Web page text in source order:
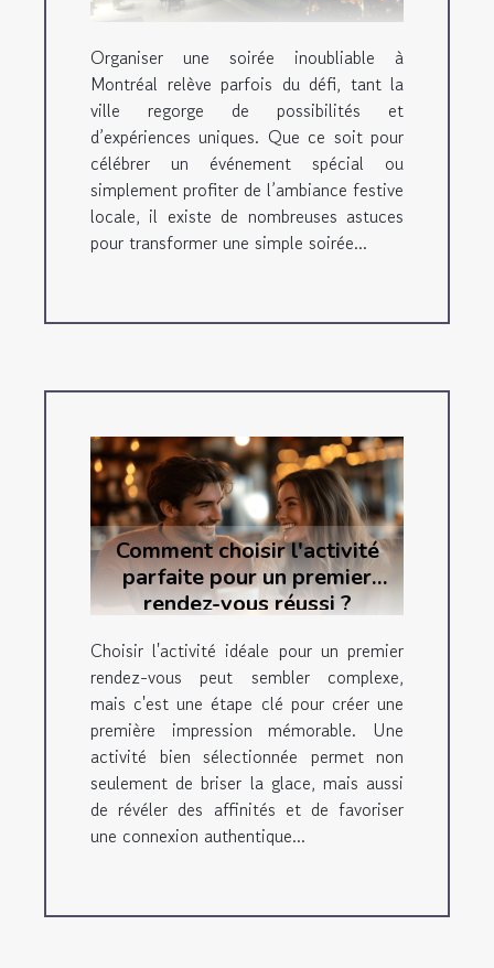
Organiser une soirée inoubliable à
Montréal relève parfois du défi, tant la
ville regorge de possibilités et
d’expériences uniques. Que ce soit pour
célébrer un événement spécial ou
simplement profiter de l’ambiance festive
locale, il existe de nombreuses astuces
pour transformer une simple soirée...
Comment choisir l'activité
parfaite pour un premier
rendez-vous réussi ?
Choisir l'activité idéale pour un premier
rendez-vous peut sembler complexe,
mais c'est une étape clé pour créer une
première impression mémorable. Une
activité bien sélectionnée permet non
seulement de briser la glace, mais aussi
de révéler des affinités et de favoriser
une connexion authentique...